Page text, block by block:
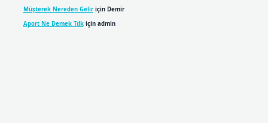
Müşterek Nereden Geliriçin Demir
Aport Ne Demek Tdkiçin admin